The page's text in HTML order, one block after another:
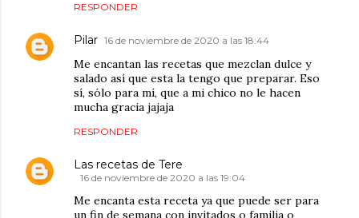
RESPONDER
Pilar 16 de noviembre de 2020 a las 18:44
Me encantan las recetas que mezclan dulce y
salado así que esta la tengo que preparar. Eso
sí, sólo para mí, que a mi chico no le hacen
mucha gracia jajaja
RESPONDER
Las recetas de Tere
16 de noviembre de 2020 a las 19:04
Me encanta esta receta ya que puede ser para
un fin de semana con invitados o familia o